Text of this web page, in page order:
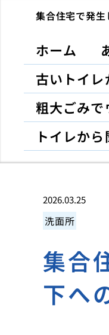
集合住宅で発
ホーム
古いトイ
粗大ごみ
トイレか
2026.03.25
洗面所
集合
下へ